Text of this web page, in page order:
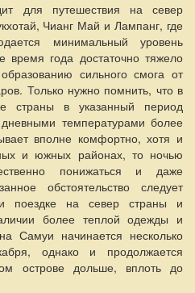
для путешествия на север
Чианг Май и Лампанг, где
минимальный уровень
время года достаточно тяжело
сильного смога от
Только нужно помнить, что в
страны в указанный период
температурами более
вполне комфортно, хотя и
и южных районах, то ночью
понижаться и даже
обстоятельство следует
поездке на север страны и
более теплой одежды и
Самуи начинается несколько
однако и продолжается
острове дольше, вплоть до